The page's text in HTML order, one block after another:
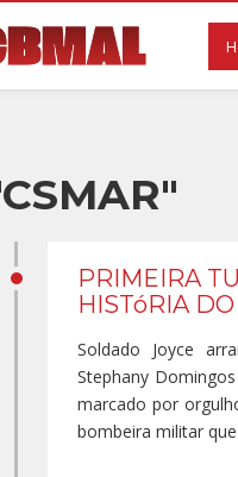
PRIMEIRA
HISTóRIA
Soldado Joyce
Stephany
marcado por
bombeira militar